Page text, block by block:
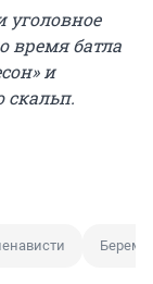
уголовное
время батла
и
скальп.